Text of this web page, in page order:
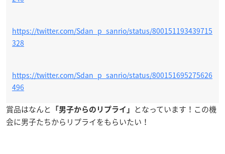
https://twitter.com/Sdan_p_sanrio/status/800151193439715
328
https://twitter.com/Sdan_p_sanrio/status/800151695275626
496
賞品はなんと 「男子からのリプライ」
となっています！この機
会に男子たちからリプライをもらいたい！